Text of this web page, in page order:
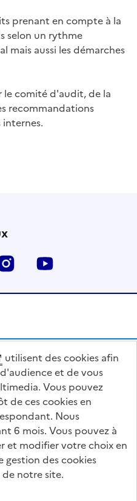
prenant en compte à la
selon un rythme
mais aussi les démarches
le comité d'audit, de la
recommandations
sur LinkedIn
ministère sur Facebook
Le ministère sur
utilisent des cookies afin
et de vous
Vous pouvez
de ces cookies en
Nous
6 mois. Vous pouvez à
et modifier votre choix en
gestion des cookies
notre site.